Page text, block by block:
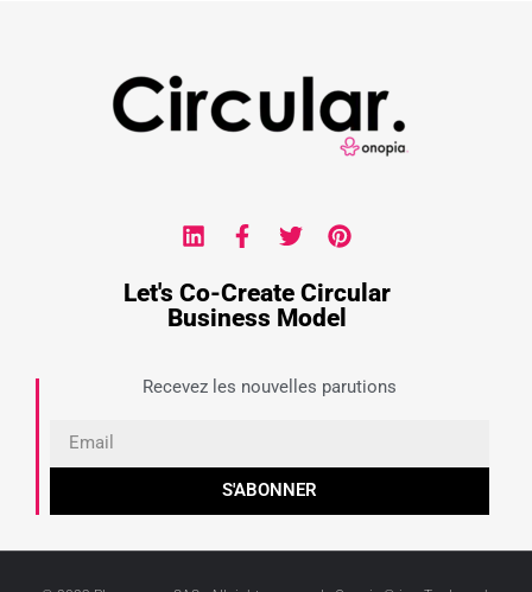
Let's Co-Create Circular
Business Model
Recevez les nouvelles parutions
S'ABONNER